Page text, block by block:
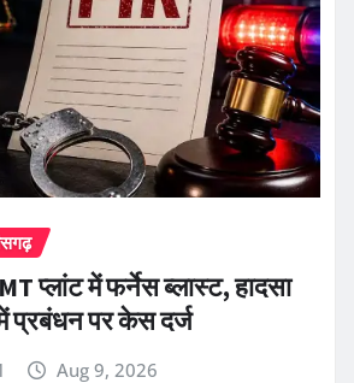
प्लांट में फर्नेस ब्लास्ट, हादसा
प्रबंधन पर केस दर्ज
Aug 9, 2026